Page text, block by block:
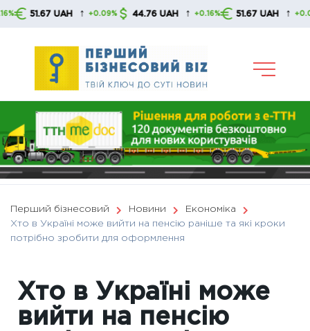
Skip
UAH ↑ +0.09% 44.76 UAH ↑ +0.16% 51.67 UAH ↑ +0.09%
Перший бізнесовий Новини
Економіка
Хто в Україні може вийти на пенсію раніше та які кроки
потрібно зробити для оформлення
Хто в Україні може
вийти на пенсію